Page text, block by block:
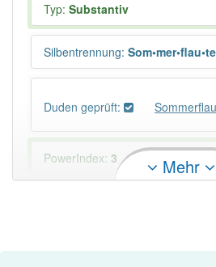
Typ: Substantiv
Silbentrennung: Som•mer•flau•te
Duden geprüft:
PowerIndex: 3 Mehr